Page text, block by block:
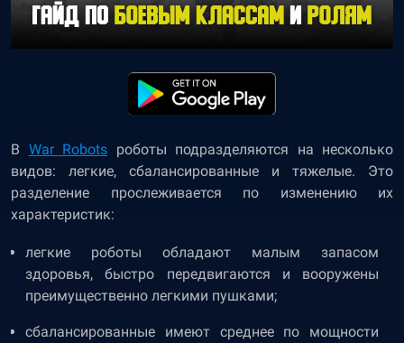
В War Robots роботы подразделяются на несколько
видов: легкие, сбалансированные и тяжелые. Это
разделение прослеживается по изменению их
характеристик:
легкие роботы обладают малым запасом
здоровья, быстро передвигаются и вооружены
преимущественно легкими пушками;
сбалансированные имеют среднее по мощности